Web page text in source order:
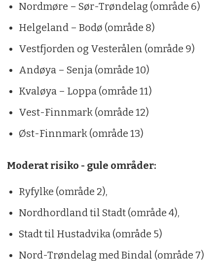
Nordmøre – Sør-Trøndelag (område 6)
Helgeland – Bodø (område 8)
Vestfjorden og Vesterålen (område 9)
Andøya – Senja (område 10)
Kvaløya – Loppa (område 11)
Vest-Finnmark (område 12)
Øst-Finnmark (område 13)
Moderat risiko - gule områder:
Ryfylke (område 2),
Nordhordland til Stadt (område 4),
Stadt til Hustadvika (område 5)
Nord-Trøndelag med Bindal (område 7)